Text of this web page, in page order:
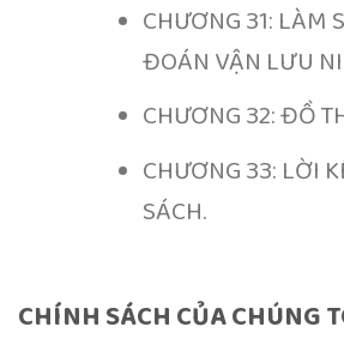
CHƯƠNG 31: LÀM
ĐOÁN VẬN LƯU
CHƯƠNG 32: ĐỒ
CHƯƠNG 33: LỜI
SÁCH.
CHÍNH SÁCH CỦA CHÚNG